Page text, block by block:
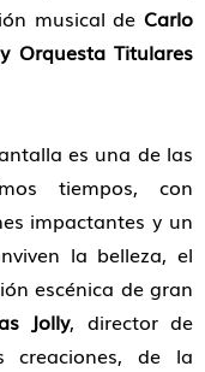
musical de Carlo
Orquesta Titulares
es una de las
tiempos, con
impactantes y un
la belleza, el
escénica de gran
Jolly, director de
creaciones, de la